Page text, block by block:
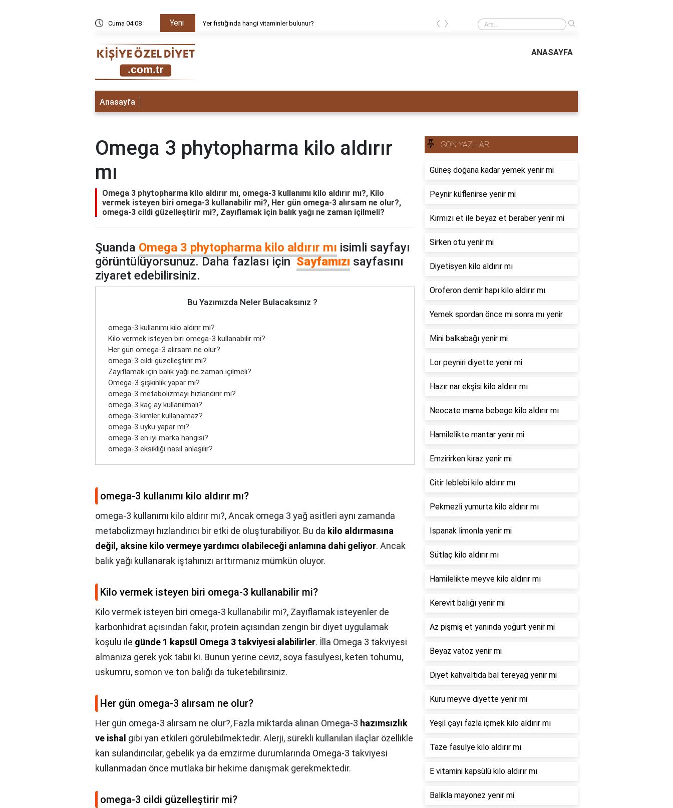
Cuma 04:08 Yeni Yer fıstığında hangi vitaminler bulunur? Yer fıstığında hangi vitaminler bulunur?
‹ ›
ANASAYFA
Anasayfa
Omega 3 phytopharma kilo aldırır
mı
Omega 3 phytopharma kilo aldırır mı, omega-3 kullanımı kilo aldırır mı?, Kilo
vermek isteyen biri omega-3 kullanabilir mi?, Her gün omega-3 alırsam ne olur?,
omega-3 cildi güzelleştirir mi?, Zayıflamak için balık yağı ne zaman içilmeli?
Şuanda Omega 3 phytopharma kilo aldırır mı isimli sayfayı
görüntülüyorsunuz. Daha fazlası içinSayfamızı sayfasını
ziyaret edebilirsiniz.
Bu Yazımızda Neler Bulacaksınız ?
omega-3 kullanımı kilo aldırır mı?
Kilo vermek isteyen biri omega-3 kullanabilir mi?
Her gün omega-3 alırsam ne olur?
omega-3 cildi güzelleştirir mi?
Zayıflamak için balık yağı ne zaman içilmeli?
Omega-3 şişkinlik yapar mı?
omega-3 metabolizmayı hızlandırır mı?
omega-3 kaç ay kullanılmalı?
omega-3 kimler kullanamaz?
omega-3 uyku yapar mı?
omega-3 en iyi marka hangisi?
omega-3 eksikliği nasıl anlaşılır?
omega-3 kullanımı kilo aldırır mı?
omega-3 kullanımı kilo aldırır mı?,Ancak omega 3 yağ asitleri aynı zamanda
metabolizmayı hızlandırıcı bir etki de oluşturabiliyor. Bu da kilo aldırmasına
değil, aksine kilo vermeye yardımcı olabileceği anlamına dahi geliyor. Ancak
balık yağı kullanarak iştahınızı arttırmanız mümkün oluyor.
Kilo vermek isteyen biri omega-3 kullanabilir mi?
Kilo vermek isteyen biri omega-3 kullanabilir mi?, Zayıflamak isteyenler de
karbonhidrat açısından fakir, protein açısından zengin bir diyet uygulamak
koşulu ile günde 1 kapsül Omega 3 takviyesi alabilirler. İlla Omega 3 takviyesi
almanıza gerek yok tabii ki. Bunun yerine ceviz, soya fasulyesi, keten tohumu,
uskumru, somon ve ton balığı da tüketebilirsiniz.
Her gün omega-3 alırsam ne olur?
Her gün omega-3 alırsam ne olur?, Fazla miktarda alınan Omega-3 hazımsızlık
ve ishal gibi yan etkileri görülebilmektedir. Alerji, sürekli kullanılan ilaçlar özellikle
kan sulandırıcılar, gebelik ya da emzirme durumlarında Omega-3 takviyesi
kullanmadan önce mutlaka bir hekime danışmak gerekmektedir.
omega-3 cildi güzelleştirir mi?
SON YAZILAR
Güneş doğana kadar yemek yenir mi
Peynir küflenirse yenir mi
Kırmızı et ile beyaz et beraber yenir mi
Sirken otu yenir mi
Diyetisyen kilo aldırır mı
Oroferon demir hapı kilo aldırır mı
Yemek spordan önce mi sonra mı yenir
Mini balkabağı yenir mi
Lor peyniri diyette yenir mi
Hazır nar ekşisi kilo aldırır mı
Neocate mama bebege kilo aldırır mı
Hamilelikte mantar yenir mi
Emzirirken kiraz yenir mi
Citir leblebi kilo aldırır mı
Pekmezli yumurta kilo aldırır mı
Ispanak limonla yenir mi
Sütlaç kilo aldırır mı
Hamilelikte meyve kilo aldırır mı
Kerevit balığı yenir mi
Az pişmiş et yanında yoğurt yenir mi
Beyaz vatoz yenir mi
Diyet kahvaltida bal tereyağ yenir mi
Kuru meyve diyette yenir mi
Yeşil çayı fazla içmek kilo aldırır mı
Taze fasulye kilo aldırır mı
E vitamini kapsülü kilo aldırır mı
Balikla mayonez yenir mi